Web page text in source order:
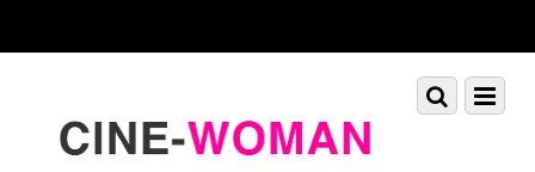
down
Menu
Scroll
down